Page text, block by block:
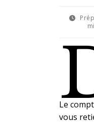
Le
vous